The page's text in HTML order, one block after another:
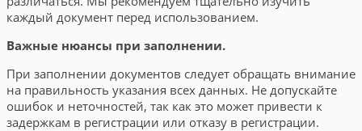
каждый документ перед использованием.
Важные нюансы при заполнении.
При заполнении документов следует обращать внимание
на правильность указания всех данных. Не допускайте
ошибок и неточностей, так как это может привести к
задержкам в регистрации или отказу в регистрации.